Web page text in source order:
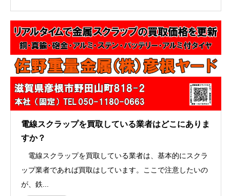
電線スクラップを買取している業者はどこにありま
すか？
電線スクラップを買取している業者は、基本的にスクラ
ップ業者であれば買取はしています。ここで注意したいの
が、鉄...